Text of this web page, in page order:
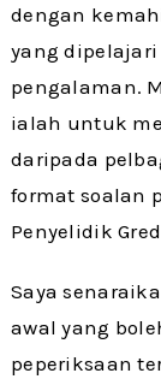
dengan
yang
pengalaman.
ialah untuk
daripada
format soalan
Penyelidik Gred
Saya
awal yang
peperiksaan